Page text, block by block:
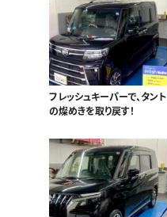
フレッシュキーパーで、タント
の燦めきを取り戻す！